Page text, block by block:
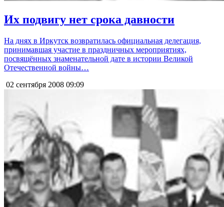
Их подвигу нет срока давности
На днях в Иркутск возвратилась официальная делегация,
принимавшая участие в праздничных мероприятиях,
посвящённых знаменательной дате в истории Великой
Отечественной войны…
02 сентября 2008 09:09